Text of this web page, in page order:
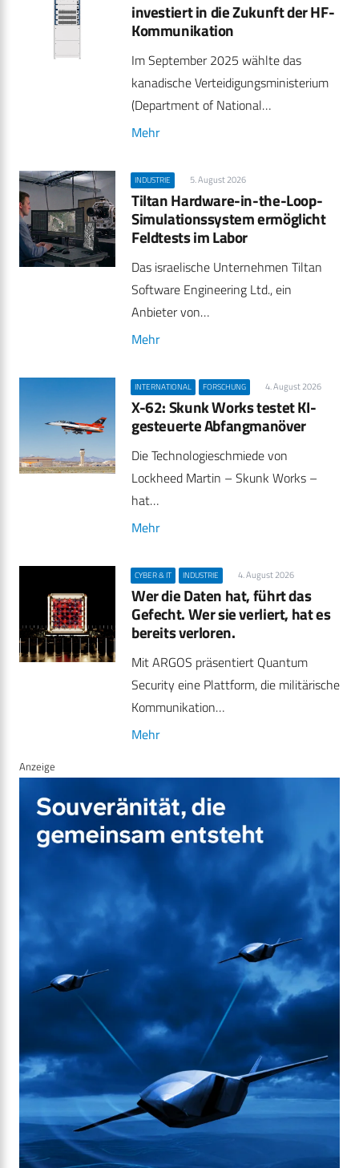
investiert in die Zukunft der HF-
Kommunikation
Im September 2025 wählte das
kanadische Verteidigungsministerium
(Department of National…
Mehr
INDUSTRIE 5. August 2026
Tiltan Hardware-in-the-Loop-
Simulationssystem ermöglicht
Feldtests im Labor
Das israelische Unternehmen Tiltan
Software Engineering Ltd., ein
Anbieter von…
Mehr
INTERNATIONAL FORSCHUNG 4. August 2026
X-62: Skunk Works testet KI-
gesteuerte Abfangmanöver
Die Technologieschmiede von
Lockheed Martin – Skunk Works –
hat…
Mehr
CYBER & IT INDUSTRIE 4. August 2026
Wer die Daten hat, führt das
Gefecht. Wer sie verliert, hat es
bereits verloren.
Mit ARGOS präsentiert Quantum
Security eine Plattform, die militärische
Kommunikation…
Mehr
Anzeige